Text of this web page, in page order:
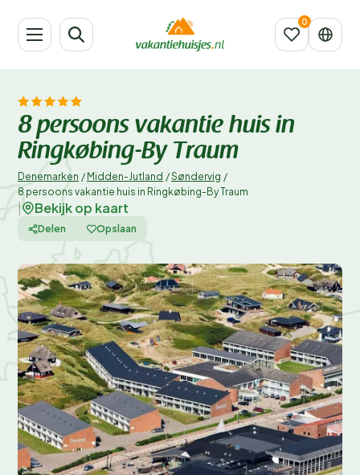
8 persoons vakantie huis in
Ringkøbing-By Traum
Denemarken / Midden-Jutland /Søndervig /
8 persoons vakantie huis in Ringkøbing-By Traum
Bekijk op kaart
Delen Opslaan